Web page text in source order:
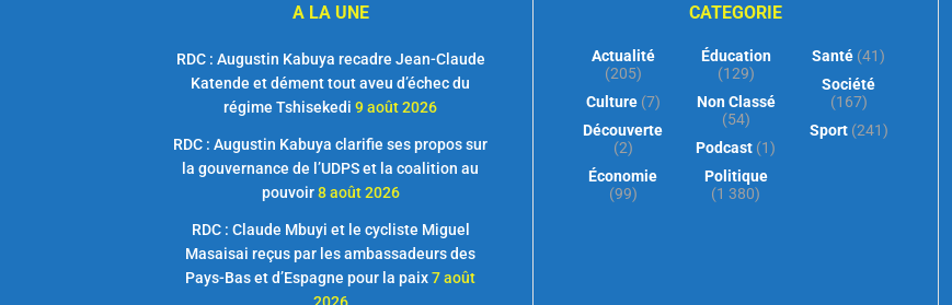
A LA UNE
RDC : Augustin Kabuya recadre Jean-Claude
Katende et dément tout aveu d’échec du
régime Tshisekedi 9 août 2026
RDC : Augustin Kabuya clarifie ses propos sur
la gouvernance de l’UDPS et la coalition au
pouvoir 8 août 2026
RDC : Claude Mbuyi et le cycliste Miguel
Masaisai reçus par les ambassadeurs des
Pays-Bas et d’Espagne pour la paix7 août
CATEGORIE
Actualité
(205)
Culture(7)
Découverte
(2)
Économie
(99)
Éducation
(129)
Non Classé
(54)
Podcast (1)
Politique
(1 380)
Santé (41)
Société
(167)
Sport(241)